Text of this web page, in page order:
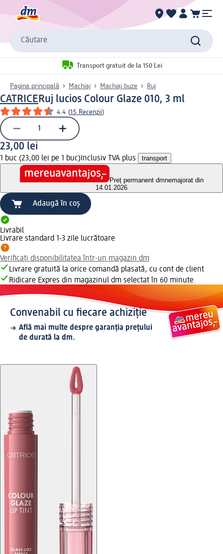
Căutare
Transport gratuit de la 150 Lei
Pagina principală Machiaj Machiaj buze Ruj
CATRICERuj lucios Colour Glaze 010, 3 ml
4.4 (15 Recenzii)
23,00 lei
1 buc (23,00 lei pe 1 buc) Inclusiv TVA plus transport
Preț permanent dmnemajorat din
14.01.2026
Adaugă în coș
Livrabil
Livrare standard 1-3 zile lucrătoare
Verificați disponibilitatea într-un magazin dm
Livrare gratuită la orice comandă plasată, cu cont de client
Ridicare Expres din magazinul dm selectat în 60 minute.
Convenabil cu fiecare achiziție
Află mai multe despre garanția prețului
de durată la dm.